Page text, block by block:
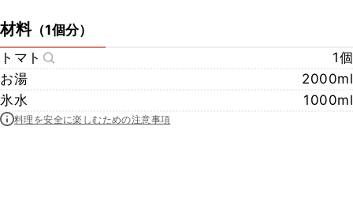
材料（1個分）
トマト
1個
お湯
2000ml
氷水
1000ml
料理を安全に楽しむための注意事項